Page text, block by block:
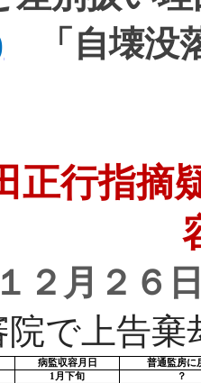
「自壊没
行指摘
２月２６
院で上告
病監収容月日
普通監房に
1 月下旬
？